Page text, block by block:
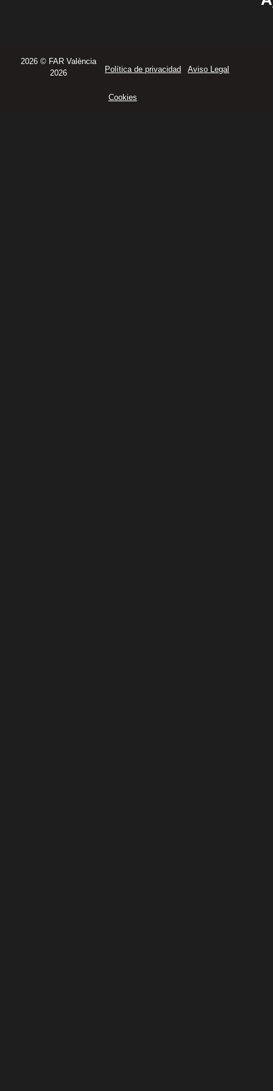
2026 © FAR València
2026
Política de privacidad Aviso Legal
Cookies